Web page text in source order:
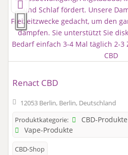
Renact CBD
12053 Berlin, Berlin, Deutschland
Produktkategorie:
CBD-Produkte
Vape-Produkte
CBD-Shop